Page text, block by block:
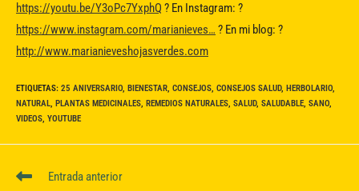
https://youtu.be/Y3oPc7YxphQ ? En Instagram: ?
https://www.instagram.com/marianieves… ? En mi blog: ?
http://www.marianieveshojasverdes.com
ETIQUETAS: 25 ANIVERSARIO BIENESTAR CONSEJOS CONSEJOS SALUD, HERBOLARIO
NATURAL PLANTAS MEDICINALES REMEDIOS NATURALES SALUD, SALUDABLE SANO
VIDEOS YOUTUBE
Leer
Entrada anterior